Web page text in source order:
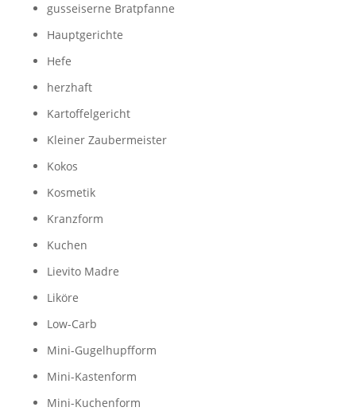
gusseiserne Bratpfanne
Hauptgerichte
Hefe
herzhaft
Kartoffelgericht
Kleiner Zaubermeister
Kokos
Kosmetik
Kranzform
Kuchen
Lievito Madre
Liköre
Low-Carb
Mini-Gugelhupfform
Mini-Kastenform
Mini-Kuchenform